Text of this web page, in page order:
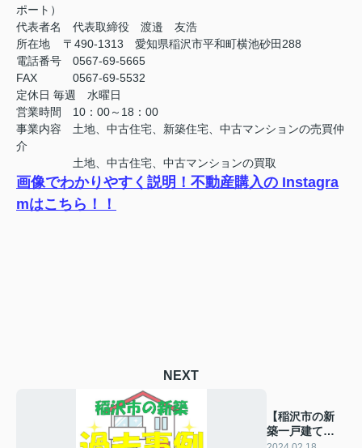
ポート）
代表者名 代表取締役 渡邉 友浩
所在地 〒490-1313 愛知県稲沢市平和町横池砂田288
電話番号 0567-69-5665
FAX
0567-69-5532
定休日 毎週 水曜日
営業時間 10：00～18：00
事業内容 土地、中古住宅、新築住宅、中古マンションの売買仲
介
土地、中古住宅、中古マンションの買取
画像でわかりやすく説明！不動産購入の Instagra
mはこちら！！
NEXT
【稲沢市の新
築一戸建て】